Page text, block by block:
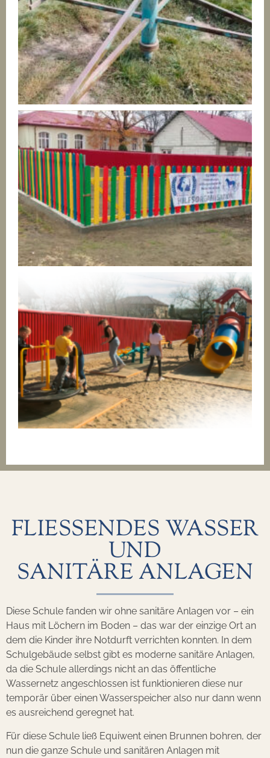
FLIESSENDES WASSER
UND
SANITÄRE ANLAGEN
Diese Schule fanden wir ohne sanitäre Anlagen vor – ein
Haus mit Löchern im Boden – das war der einzige Ort an
dem die Kinder ihre Notdurft verrichten konnten. In dem
Schulgebäude selbst gibt es moderne sanitäre Anlagen,
da die Schule allerdings nicht an das öffentliche
Wassernetz angeschlossen ist funktionieren diese nur
temporär über einen Wasserspeicher also nur dann wenn
es ausreichend geregnet hat.
Für diese Schule ließ Equiwent einen Brunnen bohren, der
nun die ganze Schule und sanitären Anlagen mit